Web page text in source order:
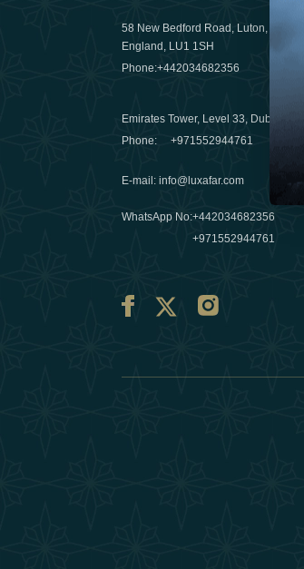
58 New Bedford Road, Luton,
England, LU1 1SH
Phone:+442034682356
Emirates Tower, Level 33, Dubai, UAE
Phone:+971552944761
E-mail :info@luxafar.com
WhatsApp No:+442034682356
+971552944761